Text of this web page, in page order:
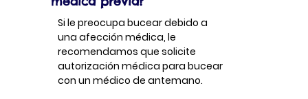
Si le preocupa bucear debido a
una afección médica, le
recomendamos que solicite
autorización médica para bucear
con un médico de antemano.